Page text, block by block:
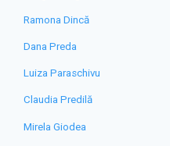
Ramona Dincă
Dana Preda
Luiza Paraschivu
Claudia Predilă
Mirela Giodea